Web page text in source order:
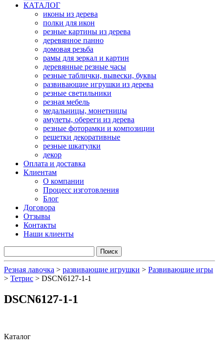
КАТАЛОГ
иконы из дерева
полки для икон
резные картины из дерева
деревянное панно
домовая резьба
рамы для зеркал и картин
деревянные резные часы
резные таблички, вывески, буквы
развивающие игрушки из дерева
резные светильники
резная мебель
медальницы, монетницы
амулеты, обереги из дерева
резные фоторамки и композиции
решетки декоративные
резные шкатулки
декор
Оплата и доставка
Клиентам
О компании
Процесс изготовления
Блог
Договора
Отзывы
Контакты
Наши клиенты
Резная лавочка > развивающие игрушки > Развивающие игры
> Тетрис > DSCN6127-1-1
DSCN6127-1-1
Каталог